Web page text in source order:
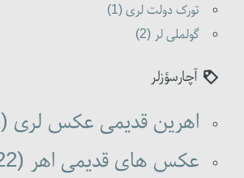
تورک دولت لری (1)
گولملی لر (2)
آچارسؤزلر
اهرین قدیمی عکس لری (22)
عکس های قدیمی اهر (22)